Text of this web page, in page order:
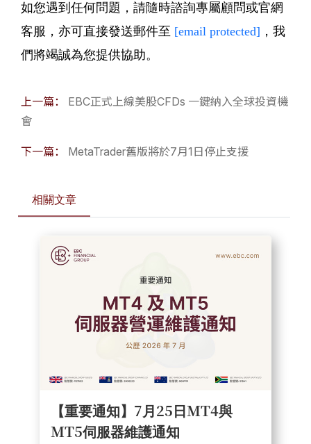
如您遇到任何問題，請隨時諮詢專屬顧問或官網
客服，亦可直接發送郵件至 [email protected] ，我
們將竭誠為您提供協助。
上一篇：
EBC正式上線美股CFDs 一鍵納入全球投資機
會
下一篇： MetaTrader舊版將於7月1日停止支援
相關文章
【重要通知】7月25日MT4與
MT5伺服器維護通知